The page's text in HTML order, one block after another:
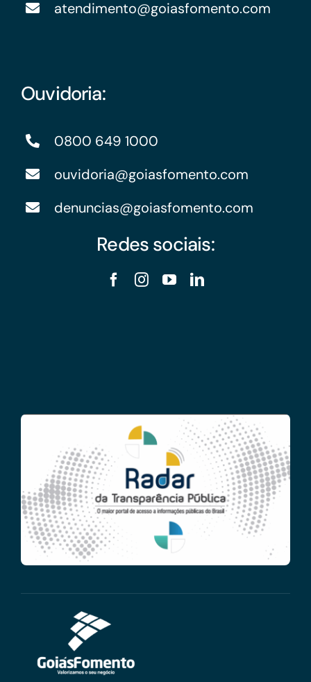
atendimento@goiasfomento.com
Ouvidoria:
0800 649 1000
ouvidoria@goiasfomento.com
denuncias@goiasfomento.com
Redes sociais: